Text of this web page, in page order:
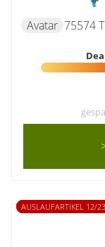
Avatar 75574
AUSLAUFARTIKEL 12/23